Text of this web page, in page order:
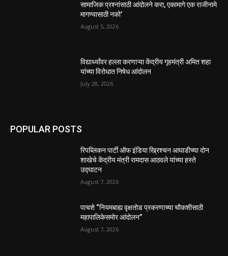
सामाजिक प्रश्नांसाठी आंदोलने करा, एकामागे एक राजीनामे
मागण्यासाठी नको’
August 5, 2026
विद्यार्थ्यांवर हल्ला करणाऱ्या केंद्रीय गृहमंत्री अमित शहा
यांच्या विरोधात निषेध आंदोलन
July 28, 2026
POPULAR POSTS
रिपब्लिकन पार्टी ऑफ इंडिया ख्रिश्चन आघाडीच्या दोन
शाखेचे केंद्रीय मंत्री रामदास आठवले यांच्या हस्ते
उद्घाटन
August 7, 2026
पाचशे “नियमबाह्य वृक्षतोड प्रकरणाच्या चौकशीसाठी
महापालिकेसमोर आंदोलन”
August 7, 2026